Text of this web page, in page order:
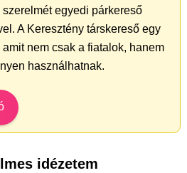
egyedi párkereső
A Keresztény társkereső egy
nem csak a fiatalok, hanem
használhatnak.
idézetem